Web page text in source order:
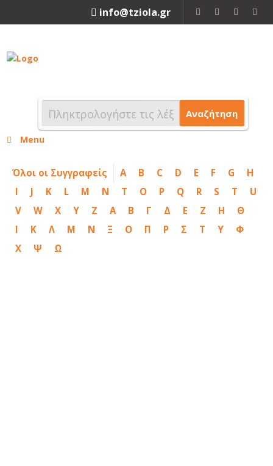
info@tziola.gr
Αναζήτηση
Menu
Όλοι οι Συγγραφείς A B C D E F G
H
I
J K L M N T O P Q R S T
U
V
W X Y Z Α Β Γ Δ Ε Ζ Η
Θ
Ι
Κ Λ Μ Ν Ξ Ο Π Ρ Σ Τ Υ
Φ
Χ
Ψ Ω